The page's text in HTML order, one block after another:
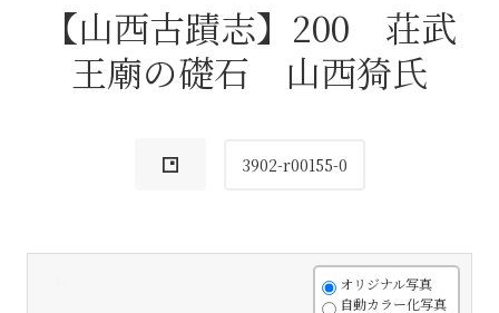
【山西古蹟志】200 荘武
王廟の礎石 山西猗氏
3902-r00155-0
オリジナル写真
自動カラー化写真